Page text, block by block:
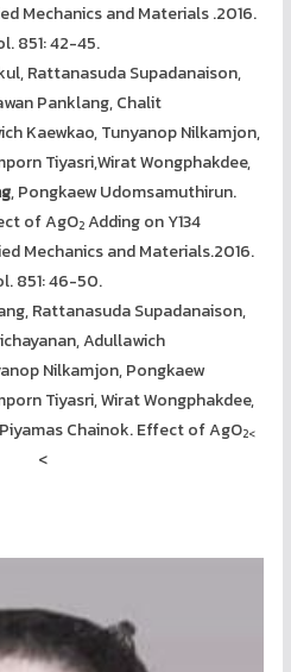
Mechanics and Materials .2016.
851: 42-45.
Rattanasuda Supadanaison,
Panklang, Chalit
Kaewkao, Tunyanop Nilkamjon,
Tiyasri,Wirat Wongphakdee,
, Pongkaew Udomsamuthirun.
of AgO2Adding on Y134
Mechanics and Materials.2016.
851: 46-50.
Rattanasuda Supadanaison,
Adullawich
Nilkamjon, Pongkaew
Tiyasri, Wirat Wongphakdee,
Chainok. Effect of AgO2<
<